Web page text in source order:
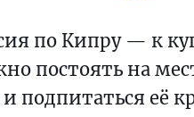
по Кипру — к
постоять на
и подпитаться её